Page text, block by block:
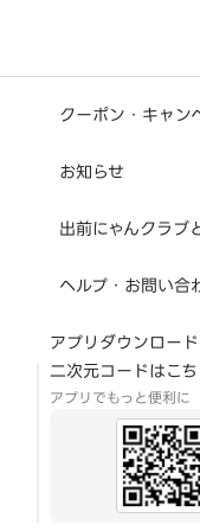
クーポン・キャン
お知らせ
出前にゃんクラブ
ヘルプ・お問い合
アプリダウンロード
二次元コードはこ
アプリでもっと便利に